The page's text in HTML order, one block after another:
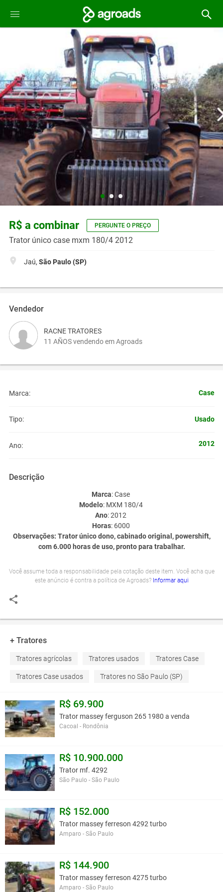
R$ a combinar PERGUNTE O PREÇO
Trator único case mxm 180/4 2012
Jaú, São Paulo (SP)
Vendedor
RACNE TRATORES
11 AÑOS vendendo em Agroads
Marca: Case
Tipo: Usado
Ano: 2012
Descrição
Marca: Case
Modelo: MXM 180/4
Ano: 2012
Horas: 6000
Observações: Trator único dono, cabinado original, powershift,
com 6.000 horas de uso, pronto para trabalhar.
Você assume toda a responsabilidade pela cotação deste item. Você acha que
este anúncio é contra a política de Agroads? Informar aqui
+ Tratores
Tratores agrícolas Tratores usados Tratores Case
Tratores Case usados Tratores no São Paulo (SP)
R$ 69.900
Trator massey ferguson 265 1980 a venda
Cacoal - Rondônia
R$ 10.900.000
Trator mf. 4292
São Paulo - São Paulo
R$ 152.000
Trator massey ferreson 4292 turbo
Amparo - São Paulo
R$ 144.900
Trator massey ferreson 4275 turbo
Amparo - São Paulo